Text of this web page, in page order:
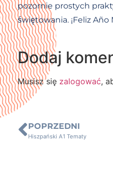
pozornie prostych
świętowania. ¡Feliz
Dodaj
Musisz się zalogować,
POPRZEDNI
Hiszpański A1 Tematy